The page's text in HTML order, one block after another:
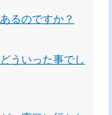
るのですか？
ういった事でし